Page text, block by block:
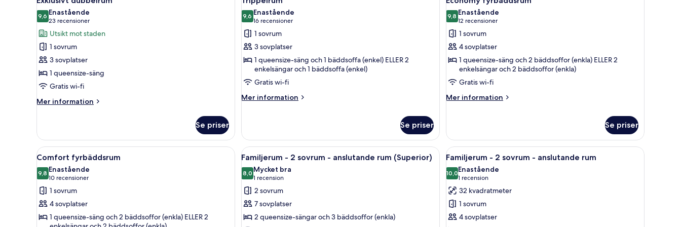
alla
foton
för
Exklusivt
dubbelrum
9,69,6 av 10
Enastående
23 recensioner
(23 recensioner)
Utsikt mot staden
1 sovrum
3 sovplatser
1 queensize-säng
Gratis wi-fi
Mer information
Mer
dubbelrum
Se priser
alla
foton
för
Trippelrum
9,69,6 av 10
Enastående
16 recensioner
(16 recensioner)
1 sovrum
3 sovplatser
1 queensize-säng och 1 bäddsoffa (enkel) ELLER 2
enkelsängar och 1 bäddsoffa (enkel)
Gratis wi-fi
Mer information
Mer
Se priser
alla
foton
för
Economy
fyrbäddsrum
9,89,8 av 10
Enastående
12 recensioner
(12 recensioner)
1 sovrum
4 sovplatser
1 queensize-säng och 2 bäddsoffor (enkla) ELLER 2
enkelsängar och 2 bäddsoffor (enkla)
Gratis wi-fi
Mer information
Mer
fyrbäddsrum
Se priser
Öppna
alla
foton
för
Comfort
fyrbäddsrum
Ett hotellrum med en säng, ett skrivbord, en stol, en tv och ett fönster med gardiner.
6
Comfort fyrbäddsrum
9,89,8 av 10
Enastående
10 recensioner
(10 recensioner)
1 sovrum
4 sovplatser
1 queensize-säng och 2 bäddsoffor (enkla) ELLER 2
Öppna
alla
foton
för
Familjerum
-
2
Ett hotellrum med en säng, ett skrivbord, en stol, en tv och ett fönster med gardiner.
12
Familjerum - 2 sovrum - anslutande rum (Superior)
8,08,0 av 10
Mycket bra
1 recension
(1 recension)
2 sovrum
7 sovplatser
2 queensize-sängar och 3 bäddsoffor (enkla)
Öppna
alla
foton
för
Familjerum
-
2
Ett hotellrum med en stor säng, ett
5
Familjerum - 2 sovrum - anslutande rum
10,010,0 av 10
Enastående
1 recension
(1 recension)
32 kvadratmeter
1 sovrum
4 sovplatser